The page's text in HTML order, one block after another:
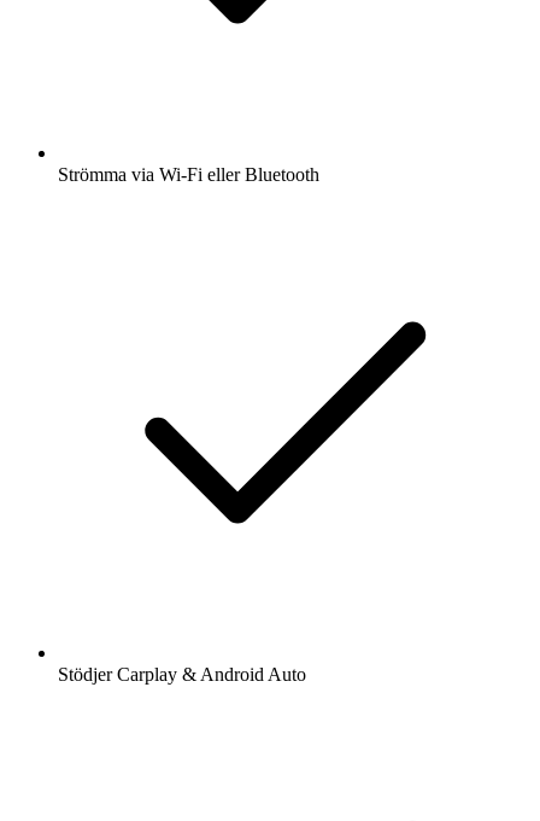
Strömma via Wi-Fi eller Bluetooth
Stödjer Carplay & Android Auto